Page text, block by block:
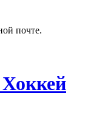
почте.
Хоккей